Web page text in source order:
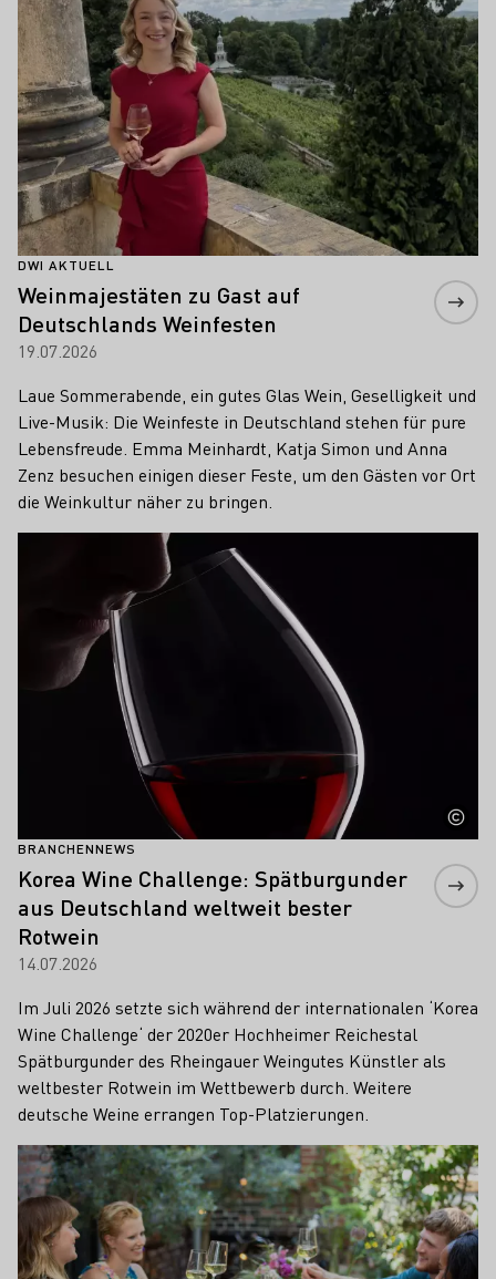
DWI AKTUELL
Weinmajestäten zu Gast auf
Deutschlands Weinfesten
19.07.2026
Laue Sommerabende, ein gutes Glas Wein, Geselligkeit und
Live-Musik: Die Weinfeste in Deutschland stehen für pure
Lebensfreude. Emma Meinhardt, Katja Simon und Anna
Zenz besuchen einigen dieser Feste, um den Gästen vor Ort
die Weinkultur näher zu bringen.
BRANCHENNEWS
Korea Wine Challenge: Spätburgunder
aus Deutschland weltweit bester
Rotwein
14.07.2026
Im Juli 2026 setzte sich während der internationalen ‘Korea
Wine Challenge‘ der 2020er Hochheimer Reichestal
Spätburgunder des Rheingauer Weingutes Künstler als
weltbester Rotwein im Wettbewerb durch. Weitere
deutsche Weine errangen Top-Platzierungen.
Mehr erfahren